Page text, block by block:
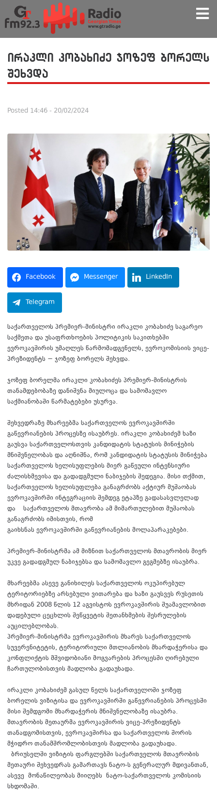
ირაკლი კობახიძე ჯოზეფ ბორელს
შეხვდა
Posted 14:46 - 20/02/2024
Facebook Messenger LinkedIn
Telegram
საქართველოს პრემიერ-მინისტრი ირაკლი კობახიძე საგარეო
საქმეთა და უსაფრთხოების პოლიტიკის საკითხებში
ევროკავშირის უმაღლეს წარმომადგენელს, ევროკომისიის ვიცე-
პრეზიდენტს − ჯოზეფ ბორელს შეხვდა.
ჯოზეფ ბორელმა ირაკლი კობახიძეს პრემიერ-მინისტრის
თანამდებობაზე დანიშვნა მიულოცა და სამომავლო
საქმიანობაში წარმატებები უსურვა.
შეხვედრაზე მხარეებმა საქართველოს ევროკავშირში
გაწევრიანების პროცესზე ისაუბრეს. ირაკლი კობახიძემ ხაზი
გაუსვა საქართველოსთვის კანდიდატის სტატუსის მინიჭების
მნიშვნელობას და აღნიშნა, რომ კანდიდატის სტატუსის მინიჭება
საქართველოს ხელისუფლების მიერ გაწეული ინტენსიური
ძალისხმევისა და გადადგმული ნაბიჯების შედეგია. მისი თქმით,
საქართველოს ხელისუფლება განაგრძობს აქტიურ მუშაობას
ევროკავშირში ინტეგრაციის შემდეგ ეტაპზე გადასასვლელად
და საქართველოს მთავრობა ამ მიმართულებით მუშაობას
განაგრძობს იმისთვის, რომ
გაიხსნას ევროკავშირში გაწევრიანების მოლაპარაკებები.
პრემიერ-მინისტრმა ამ მიზნით საქართველოს მთავრობის მიერ
უკვე გადადგმულ ნაბიჯებსა და სამომავლო გეგმებზე ისაუბრა.
მხარეებმა ასევე განიხილეს საქართველოს ოკუპირებულ
ტერიტორიებზე არსებული ვითარება და ხაზი გაუსვეს რუსეთის
მხრიდან 2008 წლის 12 აგვისტოს ევროკავშირის შუამავლობით
დადებული ცეცხლის შეწყვეტის შეთანხმების შესრულების
აუცილებლობას.
პრემიერ-მინისტრმა ევროკავშირის მხარეს საქართველოს
სუვერენიტეტის, ტერიტორიული მთლიანობის მხარდაჭერისა და
კონფლიქტის მშვიდობიანი მოგვარების პროცესში ღირებული
ჩართულობისთვის მადლობა გადაუხადა.
ირაკლი კობახიძემ გასულ წელს საქართველოში ჯოზეფ
ბორელის ვიზიტისა და ევროკავშირში გაწევრიანების პროცესში
მისი შემდგომი მხარდაჭერის მნიშვნელობაზე ისაუბრა.
მთავრობის მეთაურმა ევროკავშირის ვიცე-პრეზიდენტს
თანადგომისთვის, ევროკავშირსა და საქართველოს შორის
მჭიდრო თანამშრომლობისთვის მადლობა გადაუხადა.
ბრიუსელში ვიზიტის ფარგლებში საქართველოს მთავრობის
მეთაური შეხვედრას გამართავს ნატო-ს გენერალურ მდივანთან,
ასევე მონაწილეობას მიიღებს ნატო-საქართველოს კომისიის
სხდომაში.